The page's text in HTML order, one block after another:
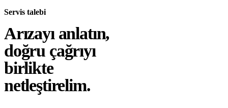
Servis talebi
Arızayı anlatın,
doğru çağrıyı
birlikte
netleştirelim.